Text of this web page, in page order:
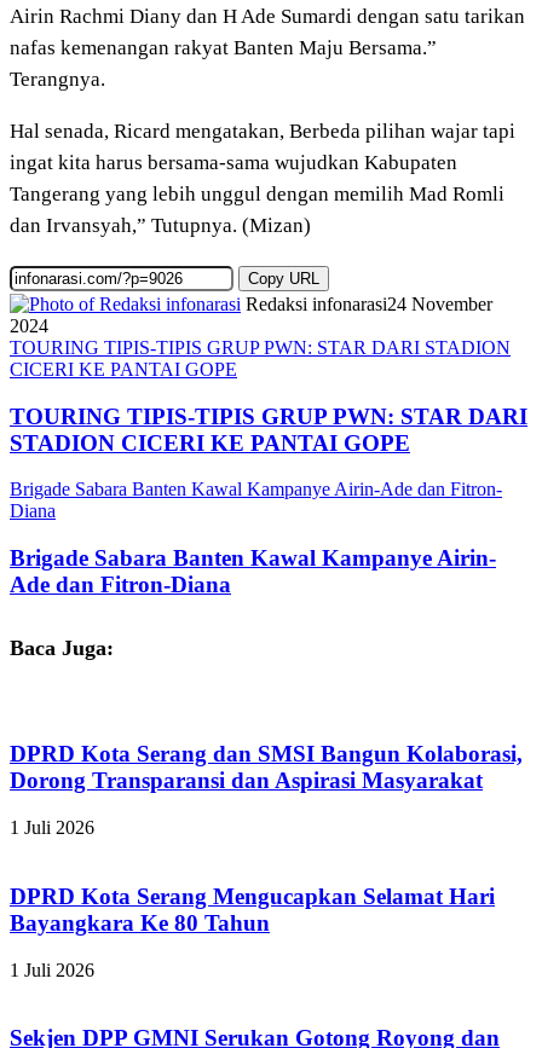
Airin Rachmi Diany dan H Ade Sumardi dengan satu tarikan
nafas kemenangan rakyat Banten Maju Bersama.”
Terangnya.
Hal senada, Ricard mengatakan, Berbeda pilihan wajar tapi
ingat kita harus bersama-sama wujudkan Kabupaten
Tangerang yang lebih unggul dengan memilih Mad Romli
dan Irvansyah,” Tutupnya. (Mizan)
Copy URL
Redaksi infonarasi24 November
2024
TOURING TIPIS-TIPIS GRUP PWN: STAR DARI STADION
CICERI KE PANTAI GOPE
TOURING TIPIS-TIPIS GRUP PWN: STAR DARI
STADION CICERI KE PANTAI GOPE
Brigade Sabara Banten Kawal Kampanye Airin-Ade dan Fitron-
Diana
Brigade Sabara Banten Kawal Kampanye Airin-
Ade dan Fitron-Diana
Baca Juga:
DPRD Kota Serang dan SMSI Bangun Kolaborasi,
Dorong Transparansi dan Aspirasi Masyarakat
1 Juli 2026
DPRD Kota Serang Mengucapkan Selamat Hari
Bayangkara Ke 80 Tahun
1 Juli 2026
Sekjen DPP GMNI Serukan Gotong Royong dan